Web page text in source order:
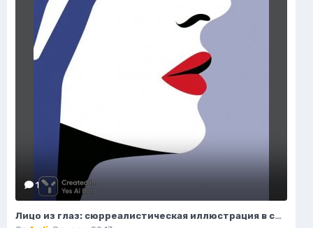
1
Лицо из глаз: сюрреалистическая иллюстрация в стиле минимализма. Нейронная сеть Миджорни